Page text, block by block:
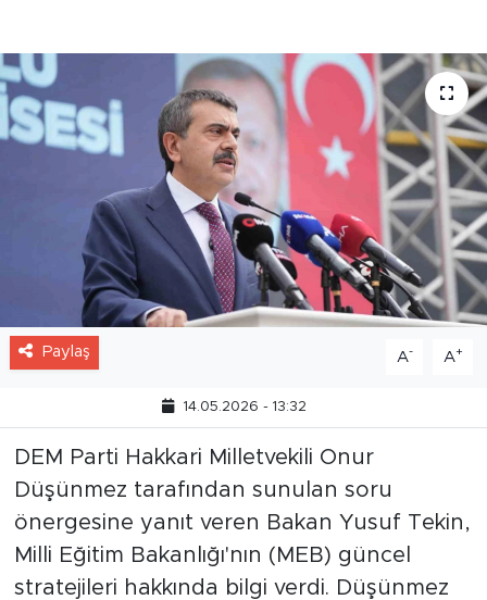
14.05.2026 - 13:32
DEM Parti Hakkari Milletvekili Onur
Düşünmez tarafından sunulan soru
önergesine yanıt veren Bakan Yusuf Tekin,
Milli Eğitim Bakanlığı'nın (MEB) güncel